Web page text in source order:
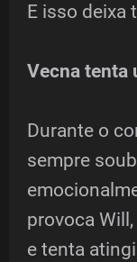
E isso deixa
Vecna tenta
Durante o
sempre
provoca
e tenta